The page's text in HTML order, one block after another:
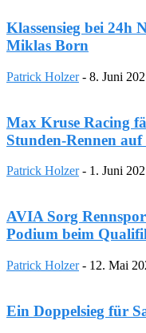
Klassensieg bei 24h
Miklas Born
Patrick Holzer - 8. Juni
Max Kruse Racing
Stunden-Rennen
Patrick Holzer - 1. Juni
AVIA Sorg
Podium beim
Patrick Holzer - 12. Mai
Ein Doppelsieg für